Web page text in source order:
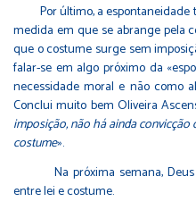
Por último, a espontaneidade
medida em que se abrange pela
que o costume surge sem
falar-se em algo próximo da
necessidade moral e não como
Conclui muito bem Oliveira
imposição, não há ainda
costume».
Na próxima semana, Deus
entre lei e costume.